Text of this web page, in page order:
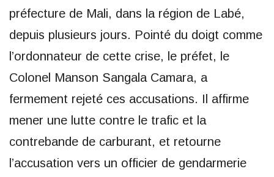
préfecture de Mali, dans la région de Labé,
depuis plusieurs jours. Pointé du doigt comme
l’ordonnateur de cette crise, le préfet, le
Colonel Manson Sangala Camara, a
fermement rejeté ces accusations. Il affirme
mener une lutte contre le trafic et la
contrebande de carburant, et retourne
l’accusation vers un officier de gendarmerie